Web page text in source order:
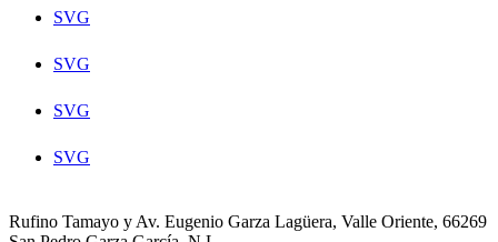
SVG
SVG
SVG
SVG
Rufino Tamayo y Av. Eugenio Garza Lagüera, Valle Oriente, 66269